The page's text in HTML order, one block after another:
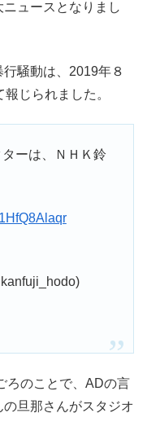
ュースとなりまし
騒動は、2019年８
じられました。
ーは、ＮＨＫ鈴
ろのことで、ADの言
の旦那さんがスタジオ